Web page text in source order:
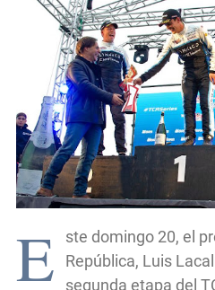
E
ste domingo 20, el
República, Luis
segunda etapa del